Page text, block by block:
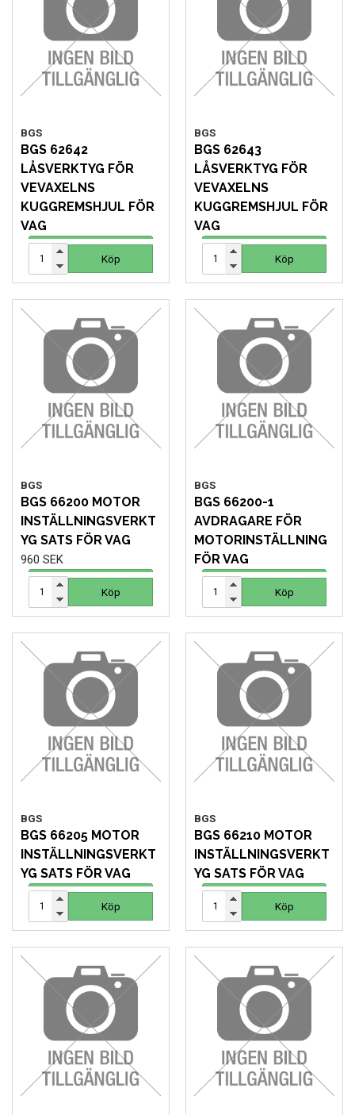
VERKSTADSUTRUSTNING
VERKTYG
VÄSKOR OCH BOXAR
OM OSS
BGS
BGS 62642
LÅSVERKTYG FÖR
VEVAXELNS
KUGGREMSHJUL FÖR
VAG
184 SEK
Köp
BGS
BGS 62643
LÅSVERKTYG FÖR
VEVAXELNS
KUGGREMSHJUL FÖR
VAG
184 SEK
Köp
BGS
BGS 66200 MOTOR
INSTÄLLNINGSVERKT
YG SATS FÖR VAG
960 SEK
Köp
BGS
BGS 66200-1
AVDRAGARE FÖR
MOTORINSTÄLLNING
FÖR VAG
279 SEK
Köp
BGS
BGS 66205 MOTOR
INSTÄLLNINGSVERKT
YG SATS FÖR VAG
1 355 SEK
Köp
BGS
BGS 66210 MOTOR
INSTÄLLNINGSVERKT
YG SATS FÖR VAG
1 288 SEK
Köp